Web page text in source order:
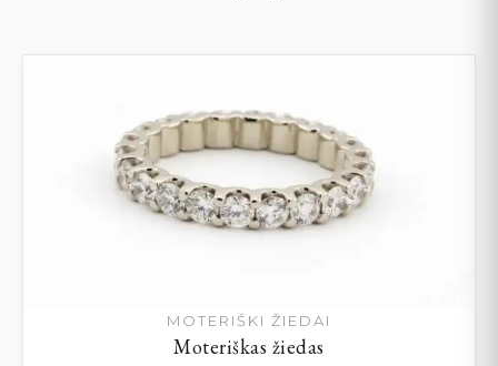
MOTERIŠKI ŽIEDAI
Moteriškas žiedas